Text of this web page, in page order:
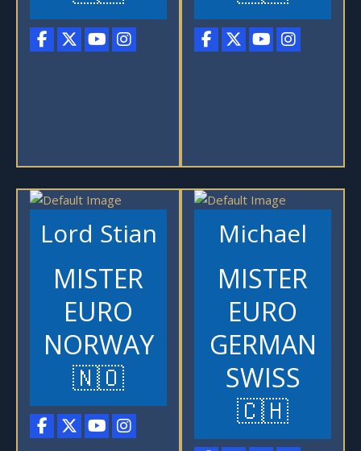
Lord Stian
MISTER
EURO
NORWAY
🇳🇴
Michael
MISTER
EURO
GERMAN
SWISS
🇨🇭